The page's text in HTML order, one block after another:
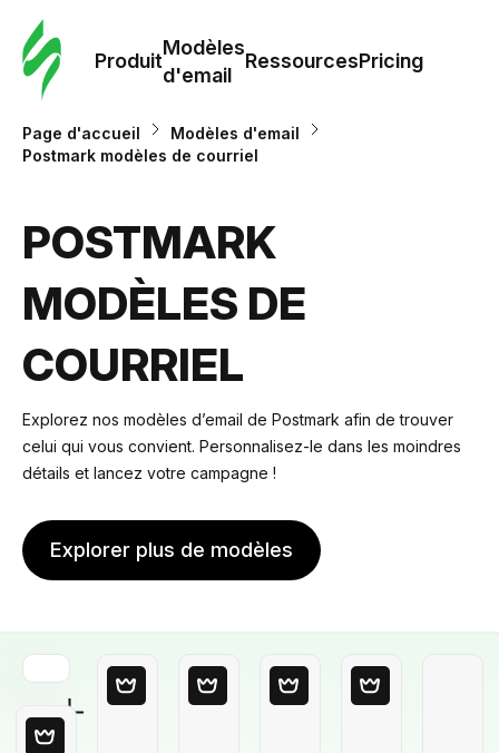
Produit
Modèles
d'email
RessourcesPricing
Page d'accueil
Modèles d'email
Postmark modèles de courriel
POSTMARK
MODÈLES DE
COURRIEL
Explorez nos modèles d’email de Postmark afin de trouver
celui qui vous convient. Personnalisez-le dans les moindres
détails et lancez votre campagne !
Explorer plus de modèles